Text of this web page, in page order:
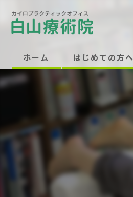
ホーム はじめての方へ